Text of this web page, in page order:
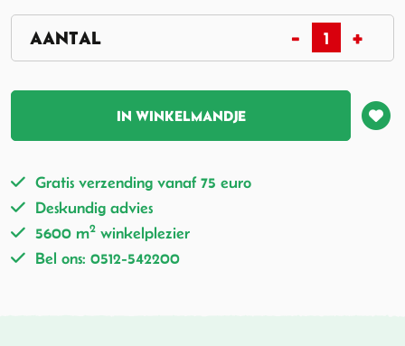
IN WINKELMANDJE
Gratis verzending vanaf 75 euro
Deskundig advies
5600 m2 winkelplezier
Bel ons: 0512-542200